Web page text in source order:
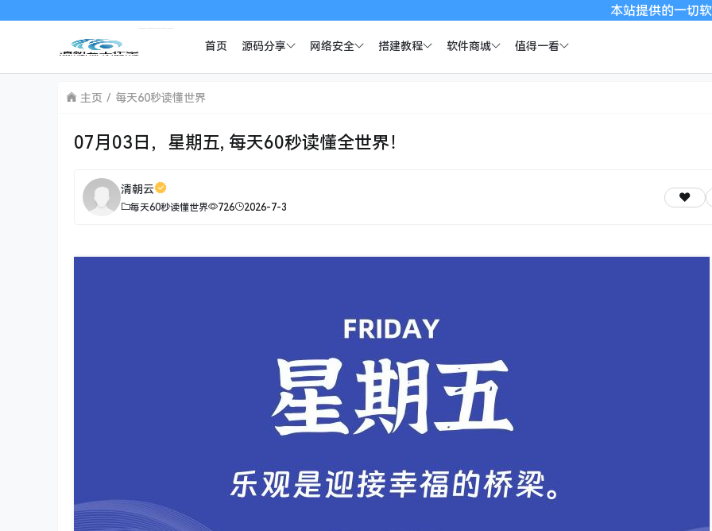
本站提供的一切软件、教程
首页 源码分享 网络安全 搭建教程 软件商城 值得一看
主页 每天60秒读懂世界
07月03日，星期五, 每天60秒读懂全世界！
清朝云
每天60秒读懂世界 726 2026-7-3